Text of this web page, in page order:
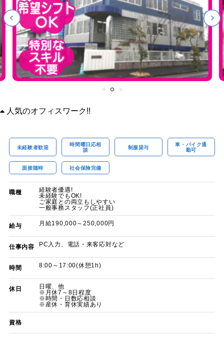
人気のオフィスワーク!!
未経験者歓迎
時間曜日応相
談
制服貸与
車・バイク通
勤可
面接随時 社会保険完備
職種
経験者優遇!
未経験でもOK!
ご家庭との両立もしやすい
一般事務スタッフ(正社員)
給与 月給190,000～250,000円
仕事内容 PC入力、電話・来客応対など
時間 8:00～17:00(休憩1h)
休日
日曜、他
※月休7～8日程度
※時間・日数応相談
※産休・育休実績あり
資格